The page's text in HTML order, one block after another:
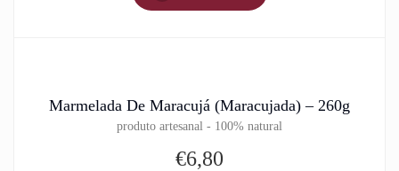
Marmelada De Maracujá (Maracujada) – 260g
produto artesanal - 100% natural
€6,80